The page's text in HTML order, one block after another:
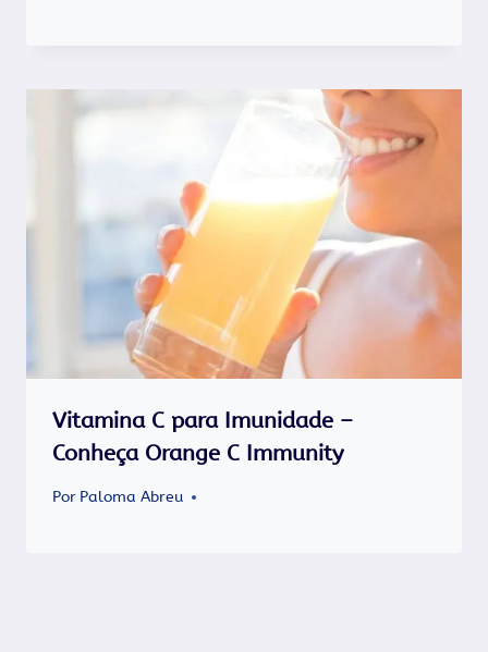
Vitamina C para Imunidade –
Conheça Orange C Immunity
Por Paloma Abreu